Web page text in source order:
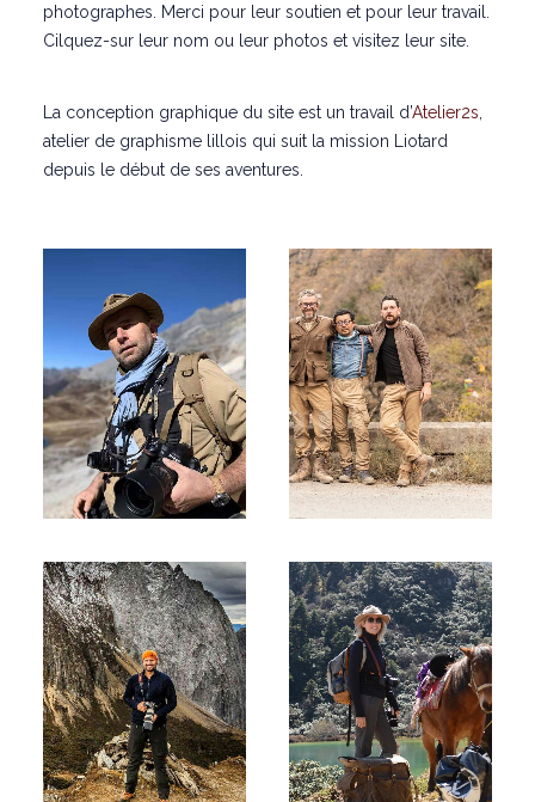
photographes. Merci pour leur soutien et pour leur travail.
Cilquez-sur leur nom ou leur photos et visitez leur site.
La conception graphique du site est un travail d’Atelier2s
atelier de graphisme lillois qui suit la mission Liotard
depuis le début de ses aventures.